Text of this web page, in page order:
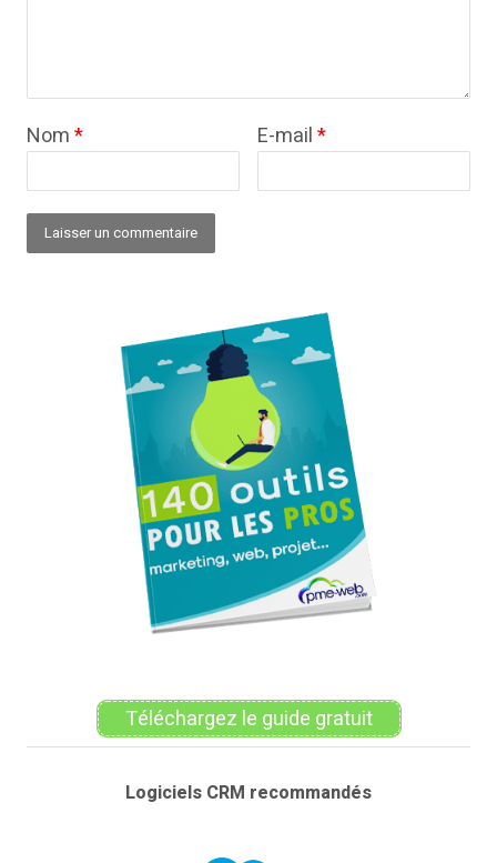
Nom* E-mail*
Téléchargez le guide gratuit
Logiciels CRM recommandés